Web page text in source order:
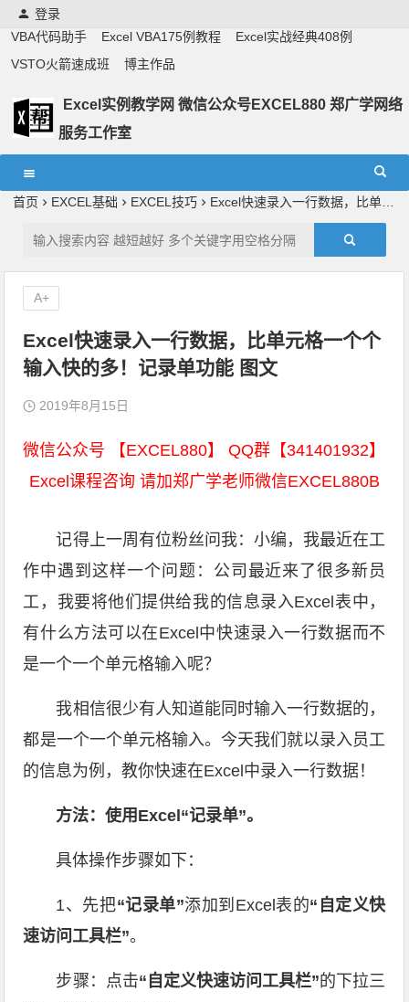
登录
VBA代码助手
Excel VBA175例教程
Excel实战经典408例
VSTO火箭速成班
博主作品
Excel实例教学网 微信公众号EXCEL880 郑广学网络
服务工作室
首页
EXCEL基础 EXCEL技巧 Excel快速录入一行数据，比单元格一个个输入快的多！记录单功能 图文
Excel快速录入一行数据，比单元格一个个
输入快的多！记录单功能 图文
2019年8月15日
微信公众号 【EXCEL880】 QQ群【341401932】
Excel课程咨询 请加郑广学老师微信EXCEL880B
记得上一周有位粉丝问我：小编，我最近在工
作中遇到这样一个问题：公司最近来了很多新员
工，我要将他们提供给我的信息录入Excel表中，
有什么方法可以在Excel中快速录入一行数据而不
是一个一个单元格输入呢？
我相信很少有人知道能同时输入一行数据的，
都是一个一个单元格输入。今天我们就以录入员工
的信息为例，教你快速在Excel中录入一行数据！
方法：使用Excel“记录单”。
具体操作步骤如下：
1、先把“记录单”添加到Excel表的“自定义快
速访问工具栏”。
步骤：点击“自定义快速访问工具栏”的下拉三
A+